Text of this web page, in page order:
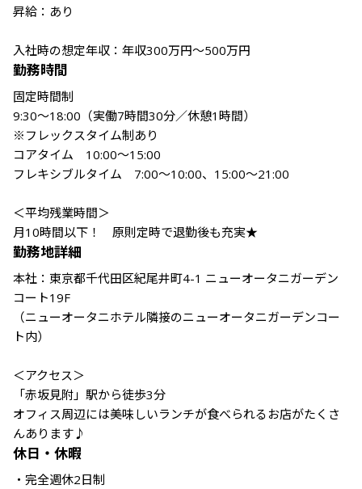
昇給：あり
入社時の想定年収：年収300万円～500万円
勤務時間
固定時間制
9:30～18:00（実働7時間30分／休憩1時間）
※フレックスタイム制あり
コアタイム　10:00～15:00
フレキシブルタイム　7:00～10:00、15:00～21:00
＜平均残業時間＞
月10時間以下！　原則定時で退勤後も充実★
勤務地詳細
本社：東京都千代田区紀尾井町4-1 ニューオータニガーデン
コート19F
（ニューオータニホテル隣接のニューオータニガーデンコー
ト内）
＜アクセス＞
「赤坂見附」駅から徒歩3分
オフィス周辺には美味しいランチが食べられるお店がたくさ
んあります♪
休日・休暇
・完全週休2日制